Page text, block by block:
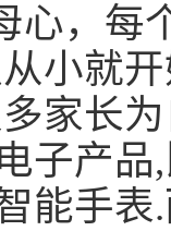
心，每
小就
家长
子产
能手